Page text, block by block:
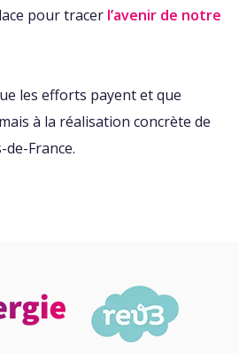
pour tracer l’avenir de notre
les efforts payent et que
à la réalisation concrète de
France.